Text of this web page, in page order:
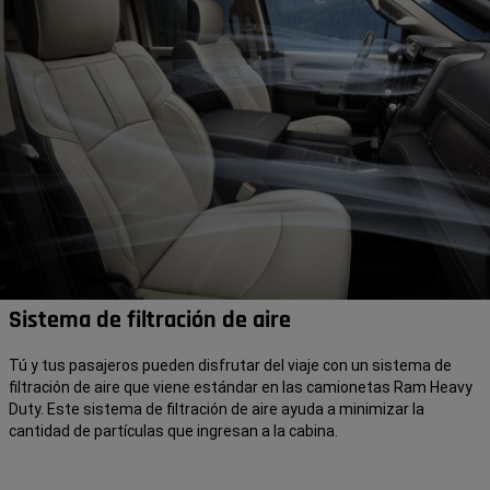
Sistema de filtración de aire
Tú y tus pasajeros pueden disfrutar del viaje con un sistema de
filtración de aire que viene estándar en las camionetas Ram Heavy
Duty. Este sistema de filtración de aire ayuda a minimizar la
cantidad de partículas que ingresan a la cabina.